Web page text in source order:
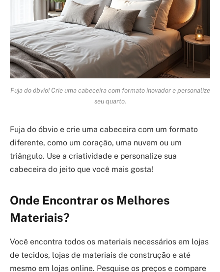
Fuja do óbvio! Crie uma cabeceira com formato inovador e personalize
seu quarto.
Fuja do óbvio e crie uma cabeceira com um formato
diferente, como um coração, uma nuvem ou um
triângulo. Use a criatividade e personalize sua
cabeceira do jeito que você mais gosta!
Onde Encontrar os Melhores
Materiais?
Você encontra todos os materiais necessários em lojas
de tecidos, lojas de materiais de construção e até
mesmo em lojas online. Pesquise os preços e compare